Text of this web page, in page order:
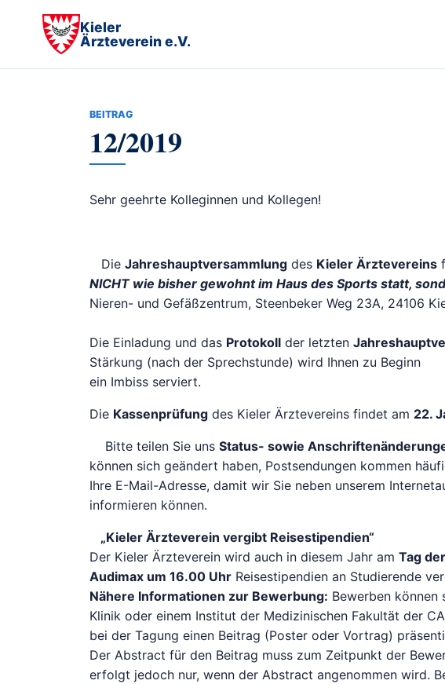
Kieler
Ärzteverein e.V.
BEITRAG
12/2019
Sehr geehrte Kolleginnen und Kollegen!
Die Jahreshauptversammlung des Kieler Ärztevereins
NICHT wie bisher gewohnt im Haus des Sports statt,
Nieren- und Gefäßzentrum, Steenbeker Weg 23A, 24106
Die Einladung und das Protokoll der letzten
Stärkung (nach der Sprechstunde) wird Ihnen zu Beginn
ein Imbiss serviert.
Die Kassenprüfung des Kieler Ärztevereins findet am 22.
Bitte teilen Sie uns Status- sowie
können sich geändert haben, Postsendungen kommen
Ihre E-Mail-Adresse, damit wir Sie neben unserem
informieren können.
„Kieler Ärzteverein vergibt Reisestipendien“
Der Kieler Ärzteverein wird auch in diesem Jahr am Tag
Audimax um 16.00 Uhr Reisestipendien an Studierende
Nähere Informationen zur Bewerbung: Bewerben können
Klinik oder einem Institut der Medizinischen Fakultät der
bei der Tagung einen Beitrag (Poster oder Vortrag)
Der Abstract für den Beitrag muss zum Zeitpunkt der
erfolgt jedoch nur, wenn der Abstract angenommen wird.